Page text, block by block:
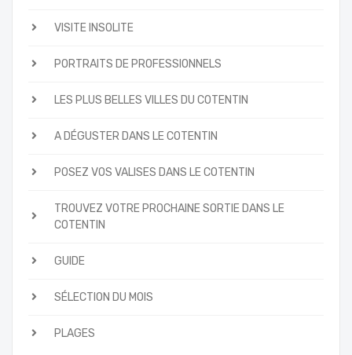
VISITE INSOLITE
PORTRAITS DE PROFESSIONNELS
LES PLUS BELLES VILLES DU COTENTIN
A DÉGUSTER DANS LE COTENTIN
POSEZ VOS VALISES DANS LE COTENTIN
TROUVEZ VOTRE PROCHAINE SORTIE DANS LE
COTENTIN
GUIDE
SÉLECTION DU MOIS
PLAGES